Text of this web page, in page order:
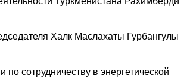
Халк Маслахаты Гурбангулы
сотрудничеству в энергетической